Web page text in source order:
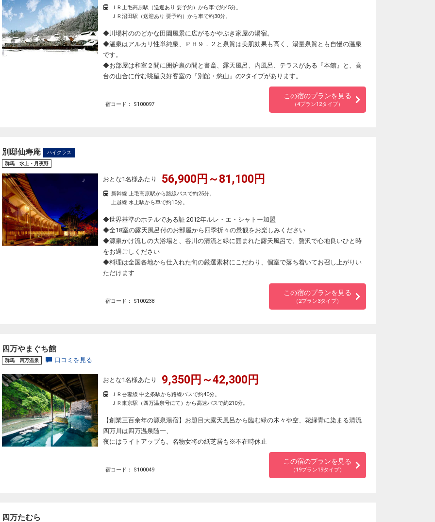
ＪＲ上毛高原駅（送迎あり 要予約）から車で約45分。
ＪＲ沼田駅（送迎あり 要予約）から車で約30分。
◆川場村ののどかな田園風景に広がるかやぶき家屋の湯宿。
◆温泉はアルカリ性単純泉、ＰＨ９．２と泉質は美肌効果も高く、湯量泉質とも自慢の温泉
です。
◆お部屋は和室２間に囲炉裏の間と書斎、露天風呂、内風呂、テラスがある『本館』と、高
台の山合に佇む眺望良好客室の『別館・悠山』の2タイプがあります。
宿コード： S100097
この宿のプランを見る
（4プラン12タイプ）
別邸仙寿庵 ハイクラス
群馬 水上・月夜野
おとな1名様あたり 56,900円～81,100円
新幹線 上毛高原駅から路線バスで約25分。
上越線 水上駅から車で約10分。
◆世界基準のホテルである証 2012年ルレ・エ・シャトー加盟
◆全18室の露天風呂付のお部屋から四季折々の景観をお楽しみください
◆源泉かけ流しの大浴場と、谷川の清流と緑に囲まれた露天風呂で、贅沢で心地良いひと時
をお過ごしください
◆料理は全国各地から仕入れた旬の厳選素材にこだわり、個室で落ち着いてお召し上がりい
ただけます
宿コード： S100238
この宿のプランを見る
（2プラン3タイプ）
四万やまぐち館
群馬 四万温泉 口コミを見る
おとな1名様あたり 9,350円～42,300円
ＪＲ吾妻線 中之条駅から路線バスで約40分。
ＪＲ東京駅（四万温泉号にて）から高速バスで約210分。
【創業三百余年の源泉湯宿】お題目大露天風呂から臨む緑の木々や空、花緑青に染まる清流
四万川は四万温泉随一、
夜にはライトアップも。名物女将の紙芝居も※不在時休止
宿コード： S100049
この宿のプランを見る
（19プラン19タイプ）
四万たむら